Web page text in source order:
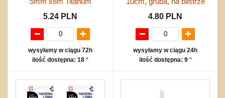
Kontakt
Mapa produktów
5.24 PLN
wysyłamy w ciągu 72h
ilość dostępna: 18 *
4.80 PLN
wysyłamy w ciągu 24h
ilość dostępna: 9 *